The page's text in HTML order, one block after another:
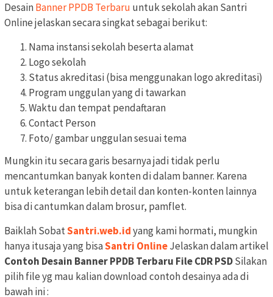
DesainBanner PPDB Terbaru untuk sekolah akan Santri
Online jelaskan secara singkat sebagai berikut:
Nama instansi sekolah beserta alamat
Logo sekolah
Status akreditasi (bisa menggunakan logo akreditasi)
Program unggulan yang di tawarkan
Waktu dan tempat pendaftaran
Contact Person
Foto/ gambar unggulan sesuai tema
Mungkin itu secara garis besarnya jadi tidak perlu
mencantumkan banyak konten di dalam banner. Karena
untuk keterangan lebih detail dan konten-konten lainnya
bisa di cantumkan dalam brosur, pamflet.
Baiklah SobatSantri.web.idyang kami hormati, mungkin
hanya itusaja yang bisaSantri OnlineJelaskan dalam artikel
Contoh Desain Banner PPDB Terbaru File CDR PSDSilakan
pilih file yg mau kalian download contoh desainya ada di
bawah ini :